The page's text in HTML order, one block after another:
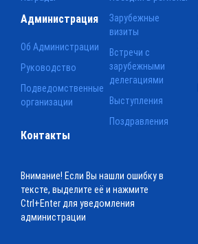
Зарубежные
визиты
Встречи с
зарубежными
делегациями
Выступления
Поздравления
Администрация
Об Администрации
Руководство
Подведомственные
организации
Контакты
Внимание! Если Вы нашли ошибку в
тексте, выделите её и нажмите
Ctrl+Enter для уведомления
администрации